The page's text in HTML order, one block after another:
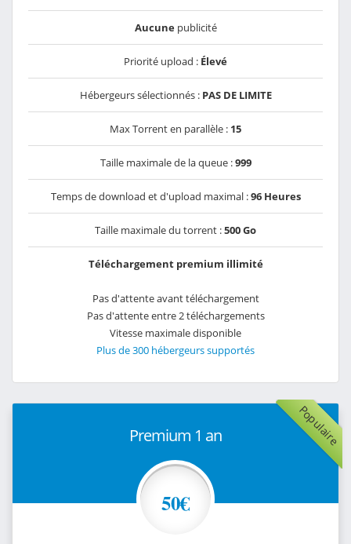
Aucunepublicité
Priorité upload : Élevé
Hébergeurs sélectionnés : PAS DE LIMITE
Max Torrent en parallèle : 15
Taille maximale de la queue :999
Temps de download et d'upload maximal :96 Heures
Taille maximale du torrent :500 Go
Téléchargement premium illimité
Pas d'attente avant téléchargement
Pas d'attente entre 2 téléchargements
Vitesse maximale disponible
Plus de 300 hébergeurs supportés
Populaire
Premium 1 an
50€